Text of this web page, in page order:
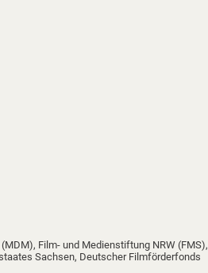
Film- und Medienstiftung NRW (FMS),
Sachsen, Deutscher Filmförderfonds